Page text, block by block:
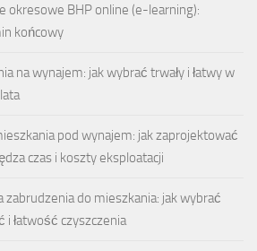
okresowe BHP online (e-learning):
końcowy
na wynajem: jak wybrać trwały i łatwy w
pod wynajem: jak zaprojektować
czas i koszty eksploatacji
zabrudzenia do mieszkania: jak wybrać
i łatwość czyszczenia